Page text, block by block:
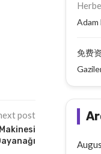
post
Adam
免费